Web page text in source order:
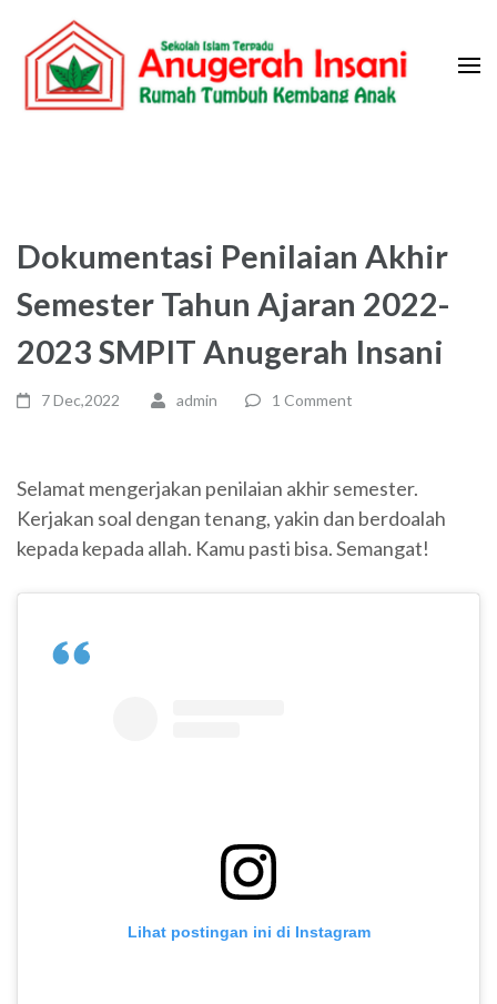
content
(Press
Dokumentasi Penilaian Akhir
Semester Tahun Ajaran 2022-
2023 SMPIT Anugerah Insani
7 Dec,2022 admin 1 Comment
Selamat mengerjakan penilaian akhir semester.
Kerjakan soal dengan tenang, yakin dan berdoalah
kepada kepada allah. Kamu pasti bisa. Semangat!
Lihat postingan ini di Instagram